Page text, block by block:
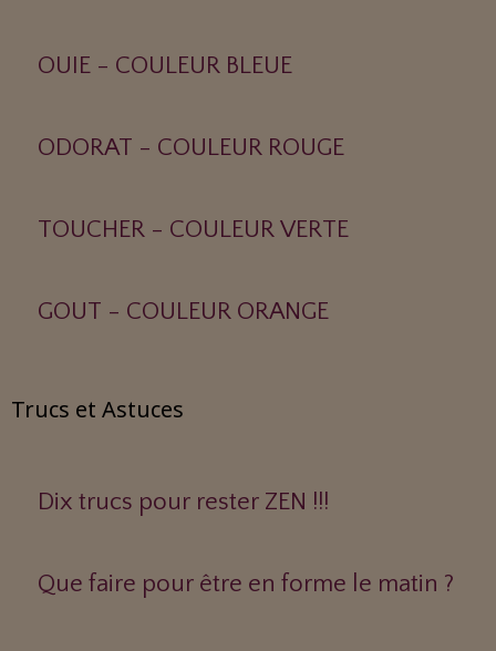
OUIE - COULEUR BLEUE
ODORAT - COULEUR ROUGE
TOUCHER - COULEUR VERTE
GOUT - COULEUR ORANGE
Trucs et Astuces
Dix trucs pour rester ZEN !!!
Que faire pour être en forme le matin ?